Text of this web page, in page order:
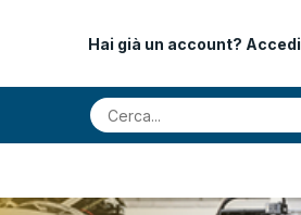
Hai già un account? Accedi